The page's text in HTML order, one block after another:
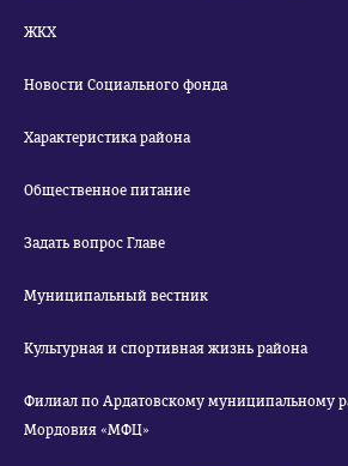
ЖКХ
Новости Социального фонда
Характеристика района
Общественное питание
Задать вопрос Главе
Муниципальный вестник
Культурная и спортивная жизнь района
Филиал по Ардатовскому муниципальному
Мордовия «МФЦ»